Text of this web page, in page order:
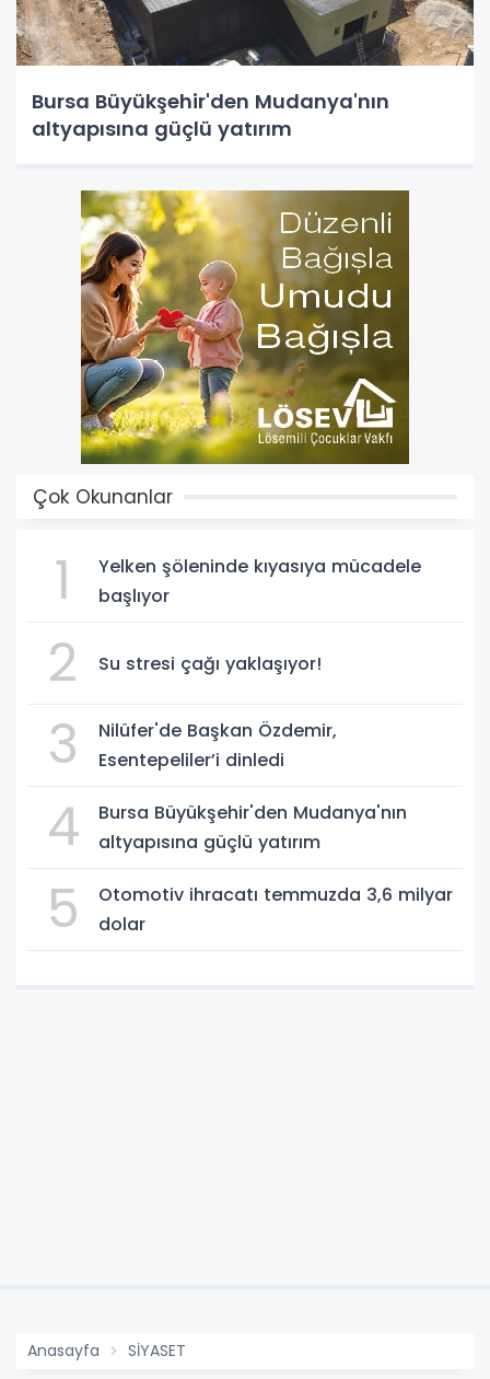
Bursa Büyükşehir'den Mudanya'nın
altyapısına güçlü yatırım
Çok Okunanlar
1
Yelken şöleninde kıyasıya mücadele
başlıyor
2 Su stresi çağı yaklaşıyor!
3
Nilüfer'de Başkan Özdemir,
Esentepeliler’i dinledi
4
Bursa Büyükşehir'den Mudanya'nın
altyapısına güçlü yatırım
5
Otomotiv ihracatı temmuzda 3,6 milyar
dolar
Anasayfa SİYASET